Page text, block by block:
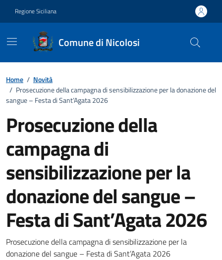
Regione Siciliana
Comune di Nicolosi
Home / Novità
/ Prosecuzione della campagna di sensibilizzazione per la donazione del
sangue – Festa di Sant’Agata 2026
Prosecuzione della
campagna di
sensibilizzazione per la
donazione del sangue –
Festa di Sant’Agata 2026
Dettagli della notizia
Prosecuzione della campagna di sensibilizzazione per la
donazione del sangue – Festa di Sant’Agata 2026